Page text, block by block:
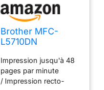
Brother MFC-
L5710DN
Multifonction
Laser A4 1200 x
1200 DPI 48 ppm
Impression jusqu'à 48
pages par minute
/ Impression recto-